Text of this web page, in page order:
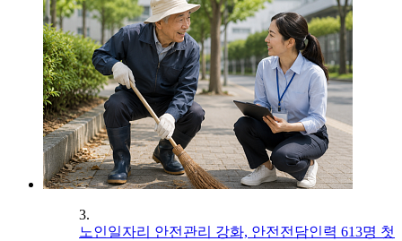
3.
노인일자리 안전관리 강화, 안전전담인력 613명 첫